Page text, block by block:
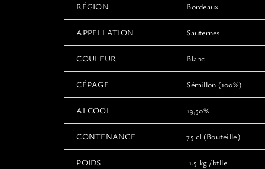
RÉGION Bordeaux
APPELLATION Sauternes
COULEUR Blanc
CÉPAGE Sémillon (100%)
ALCOOL 13,50%
CONTENANCE 75 cl (Bouteille)
POIDS 1.5 kg /btlle